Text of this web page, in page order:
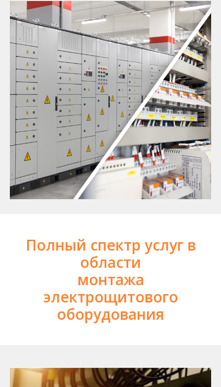
Полный спектр услуг в
области
монтажа
электрощитового
оборудования